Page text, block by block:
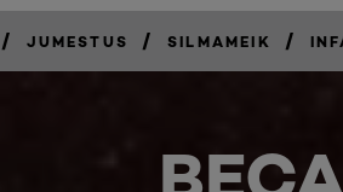
/ JUMESTUS / SILMAMEIK /